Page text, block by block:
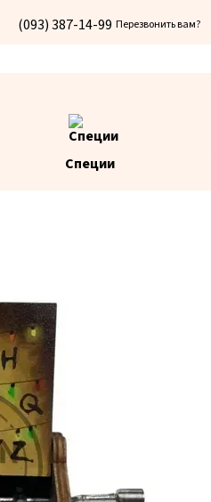
(093) 387-14-99 Перезвонить вам?
Специи